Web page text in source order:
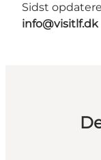
Sidst
info@visitlf.dk